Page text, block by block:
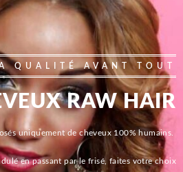
QUALITÉ AVANT TOUT
RAW HAIR
uniquement de cheveux 100% humains.
en passant par le frisé, faites votre choix